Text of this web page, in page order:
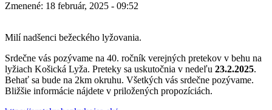
Zmenené: 18 február, 2025 - 09:52
Milí nadšenci bežeckého lyžovania.
Srdečne vás pozývame na 40. ročník verejných pretekov v behu na
lyžiach Košická Lyža. Preteky sa uskutočnia v nedeľu 23.2.2025.
Behať sa bude na 2km okruhu. Všetkých vás srdečne pozývame.
Bližšie informácie nájdete v priložených propozíciách.